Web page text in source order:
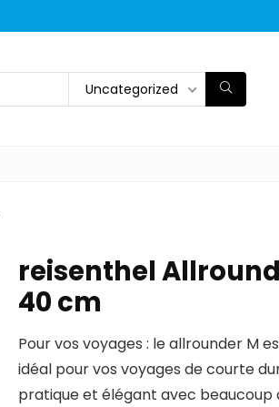
Uncategorized
reisenthel
40 cm
Pour vos voyages : le allrounder M
idéal pour vos voyages de courte
pratique et élégant avec beaucoup